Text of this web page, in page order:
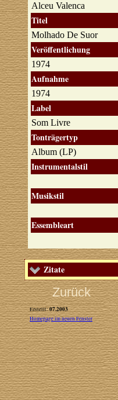
Alceu Valenca
Titel
Molhado De Suor
Veröffentlichung
1974
Aufnahme
1974
Label
Som Livre
Tonträgertyp
Album (LP)
Instrumentalstil
Musikstil
Essembleart
Zitate
Zurück
Erstellt:07.2003
Homepage im neuen Fenster